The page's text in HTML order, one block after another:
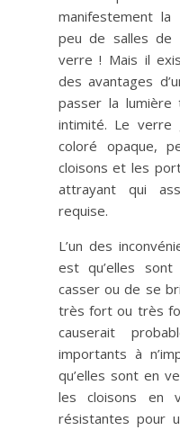
manifestement
peu de salles de
verre ! Mais il
des avantages
passer la
intimité. Le
coloré opaque,
cloisons et les
attrayant qui
requise.
L’un des
est qu’elles
casser ou de se
très fort ou très
causerait
importants à
qu’elles sont en
les cloisons en
résistantes pour